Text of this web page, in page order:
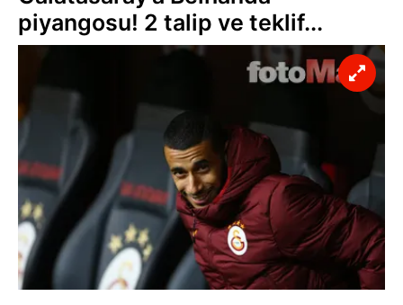
piyangosu! 2 talip ve teklif...